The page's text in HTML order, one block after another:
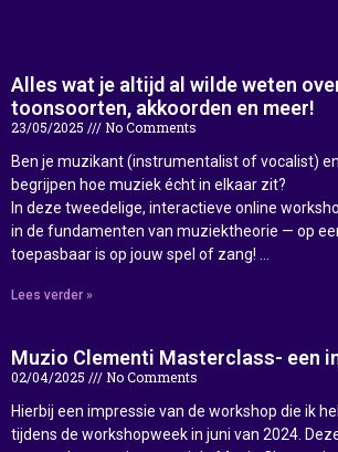
Alles wat je altijd al wilde weten
toonsoorten, akkoorden en meer!
23/05/2025
No Comments
Ben je muzikant (instrumentalist of vocalist)
begrijpen hoe muziek écht in elkaar zit?
In deze tweedelige, interactieve online
in de fundamenten van muziektheorie — op
toepasbaar is op jouw spel of zang! …
Lees verder »
Muzio Clementi Masterclass- een
02/04/2025
No Comments
Hierbij een impressie van de workshop die ik
tijdens de workshopweek in juni van 2024.